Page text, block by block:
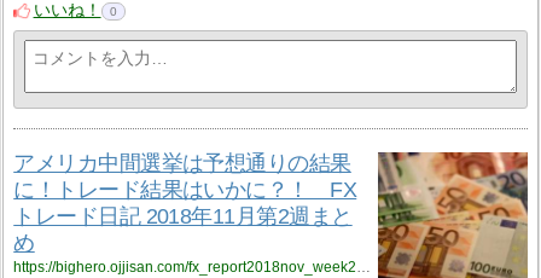
いいね！
0
アメリカ中間選挙は予想通りの結果
に！トレード結果はいかに？！ FX
トレード日記 2018年11月第2週まと
め
https://bighero.ojjisan.com/fx_report2018nov_week2nd/